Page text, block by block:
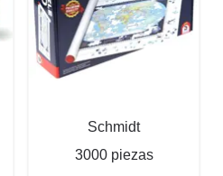
Schmidt
3000 piezas